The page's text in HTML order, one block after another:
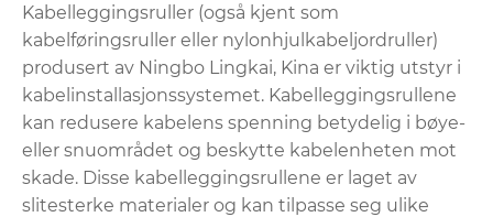
Kabelleggingsruller (også kjent som
kabelføringsruller eller nylonhjulkabeljordruller)
produsert av Ningbo Lingkai, Kina er viktig utstyr i
kabelinstallasjonssystemet. Kabelleggingsrullene
kan redusere kabelens spenning betydelig i bøye-
eller snuområdet og beskytte kabelenheten mot
skade. Disse kabelleggingsrullene er laget av
slitesterke materialer og kan tilpasse seg ulike